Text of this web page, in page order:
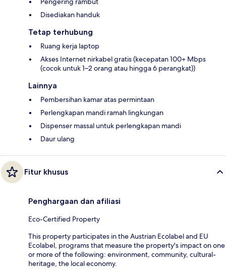
Disediakan handuk
Tetap terhubung
Ruang kerja laptop
Akses Internet nirkabel gratis (kecepatan 100+ Mbps
(cocok untuk 1–2 orang atau hingga 6 perangkat))
Lainnya
Pembersihan kamar atas permintaan
Perlengkapan mandi ramah lingkungan
Dispenser massal untuk perlengkapan mandi
Daur ulang
Fitur khusus
Penghargaan dan afiliasi
Eco-Certified Property
This property participates in the Austrian Ecolabel and EU
Ecolabel, programs that measure the property's impact on one
or more of the following: environment, community, cultural-
heritage, the local economy.